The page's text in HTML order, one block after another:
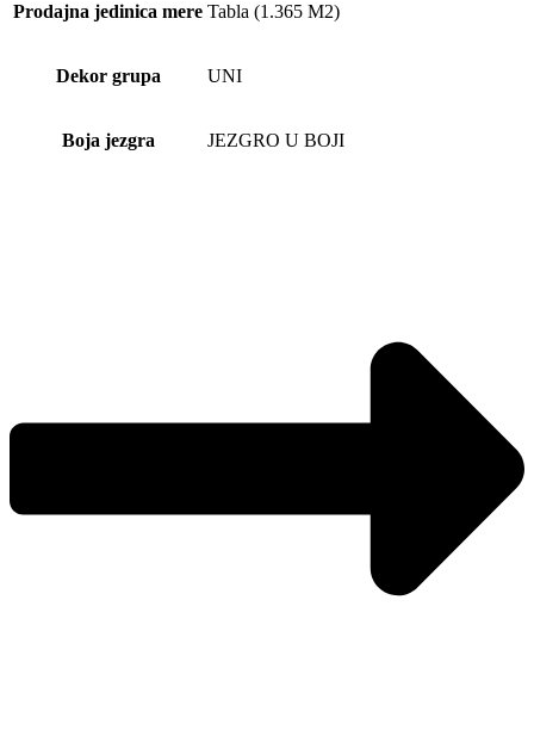
Prodajna jedinica mere Tabla (1.365 M2)
Dekor grupa UNI
Boja jezgra JEZGRO U BOJI